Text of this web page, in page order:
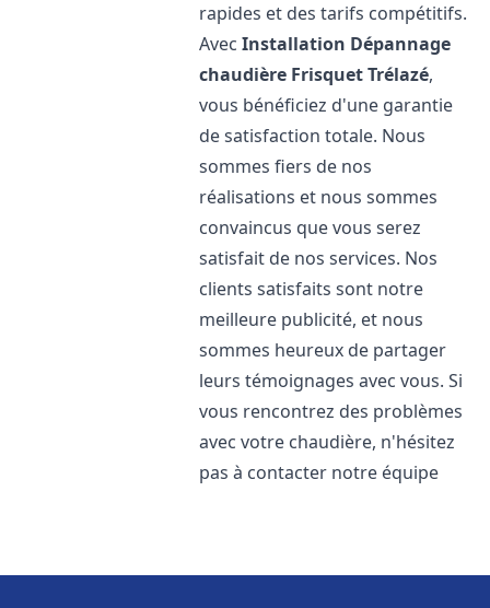
rapides et des tarifs compétitifs.
AvecInstallation Dépannage
chaudière FrisquetTrélazé,
vous bénéficiez d'une garantie
de satisfaction totale. Nous
sommes fiers de nos
réalisations et nous sommes
convaincus que vous serez
satisfait de nos services. Nos
clients satisfaits sont notre
meilleure publicité, et nous
sommes heureux de partager
leurs témoignages avec vous. Si
vous rencontrez des problèmes
avec votre chaudière, n'hésitez
pas à contacter notre équipe